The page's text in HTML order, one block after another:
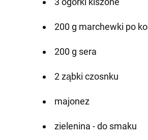
200 g marchewki po
200 g sera
2 ząbki czosnku
majonez
zielenina - do smaku